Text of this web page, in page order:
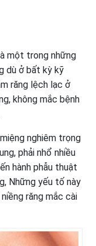
một trong những
dù ở bất kỳ kỹ
răng lệch lạc ở
không mắc bệnh
nghiêm trọng
phải nhổ nhiều
hành phẫu thuật
Những yếu tố này
răng mắc cài